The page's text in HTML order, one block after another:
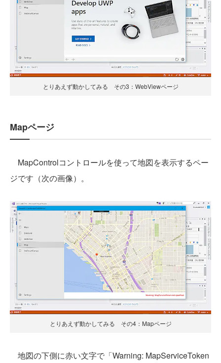
とりあえず動かしてみる その3：WebViewページ
Mapページ
MapControlコントロールを使って地図を表示するペー
ジです（次の画像）。
とりあえず動かしてみる その4：Mapページ
地図の下側に赤い文字で「Warning: MapServiceToken